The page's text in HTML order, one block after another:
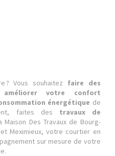
? Vous souhaitez faire des
votre confort
énergétique de
faites des travaux de
Maison Des Travaux de Bourg-
Meximieux, votre courtier en
sur mesure de votre